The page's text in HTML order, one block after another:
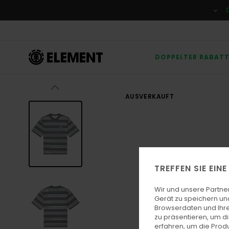
Produktinformation
DOPPELTER RABATT
AUSVERKAUFT
TREFFEN SIE
Wir und unsere
Gerät zu speichern
Browserdaten und
zu präsentieren, um
erfahren, um die